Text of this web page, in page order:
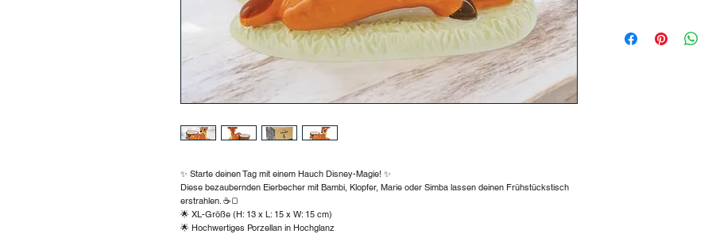
✨ Starte deinen Tag mit einem Hauch Disney-Magie! ✨
Diese bezaubernden Eierbecher mit Bambi, Klopfer, Marie oder Simba lassen deinen Frühstückstisch
erstrahlen. ☕🍞
🌟 XL-Größe (H: 13 x L: 15 x W: 15 cm)
🌟 Hochwertiges Porzellan in Hochglanz